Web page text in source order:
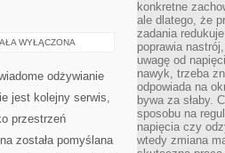
WYŁĄCZONA
odżywianie
jest kolejny serwis,
przestrzeń
została pomyślana
konkretne
ale dlatego, że
zadania
poprawia
uwagę od
nawyk, trzeba
odpowiada na
bywa za słaby.
sposobu na
napięcia czy
wtedy zmiana